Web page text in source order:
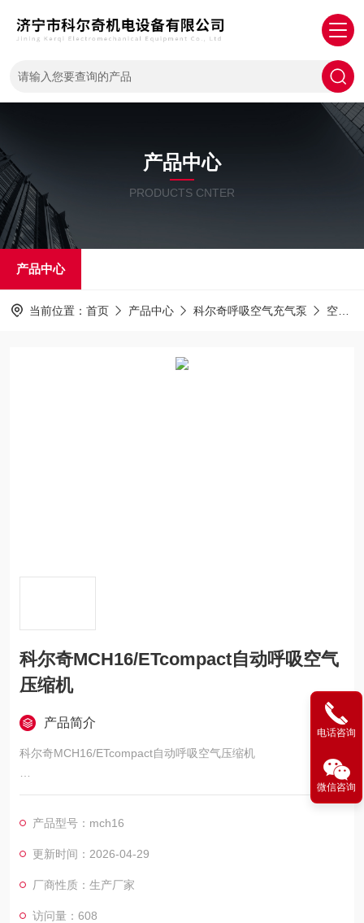
产品中心
PRODUCTS CNTER
产品中心
当前位置： 首页 产品中心 科尔奇呼吸空气充气泵 空气压缩机
科尔奇MCH16/ETcompact自动呼吸空气
压缩机
产品简介
科尔奇MCH16/ETcompact自动呼吸空气压缩机
MCH16/ET compact自动型呼吸空气压缩机具有更好的操作面
动控制功能
产品型号：mch16
更新时间：2026-04-29
厂商性质：生产厂家
访问量：608
电话咨询
微信咨询